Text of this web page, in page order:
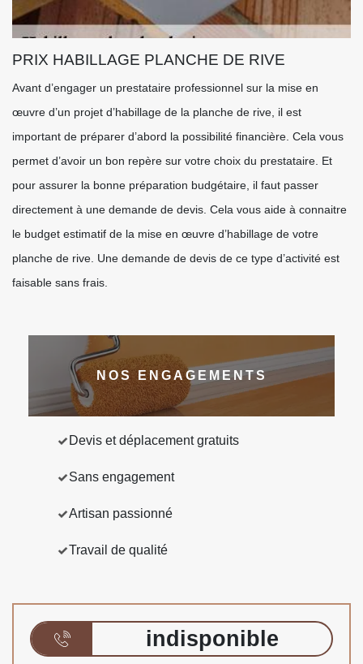
PRIX HABILLAGE PLANCHE DE RIVE
Avant d’engager un prestataire professionnel sur la mise en
œuvre d’un projet d’habillage de la planche de rive, il est
important de préparer d’abord la possibilité financière. Cela vous
permet d’avoir un bon repère sur votre choix du prestataire. Et
pour assurer la bonne préparation budgétaire, il faut passer
directement à une demande de devis. Cela vous aide à connaitre
le budget estimatif de la mise en œuvre d’habillage de votre
planche de rive. Une demande de devis de ce type d’activité est
faisable sans frais.
NOS ENGAGEMENTS
Devis et déplacement gratuits
Sans engagement
Artisan passionné
Travail de qualité
indisponible